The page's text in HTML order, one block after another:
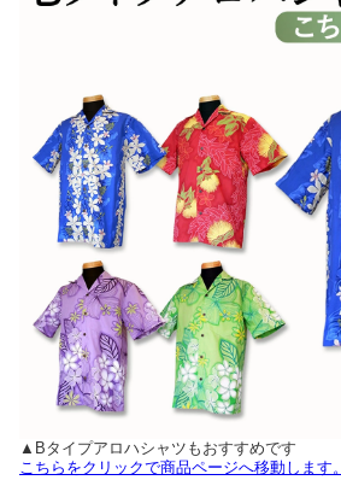
▲Bタイプアロハシャツもおすすめです
こちらをクリックで商品ページへ移動します。